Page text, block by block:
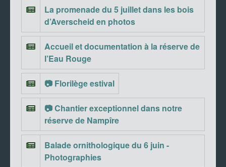
La promenade du 5 juillet dans les bois
d’Averscheid en photos
Accueil et documentation à la réserve de
l’Eau Rouge
📷 Florilège estival
📷 Chantier exceptionnel dans notre
réserve de Nampîre
Balade ornithologique du 6 juin -
Photographies